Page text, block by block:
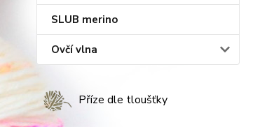
SLUB merino
Ovčí vlna
Příze dle tloušťky